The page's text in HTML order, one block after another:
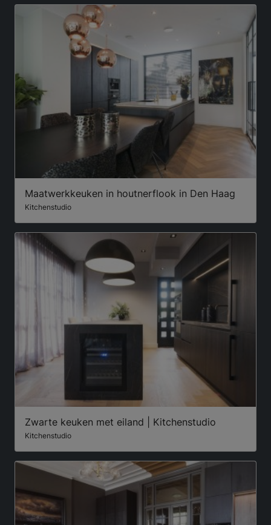
Maatwerkkeuken in houtnerflook in Den Haag
Kitchenstudio
Zwarte keuken met eiland | Kitchenstudio
Kitchenstudio